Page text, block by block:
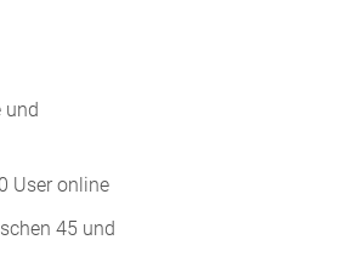
und
User online
45 und